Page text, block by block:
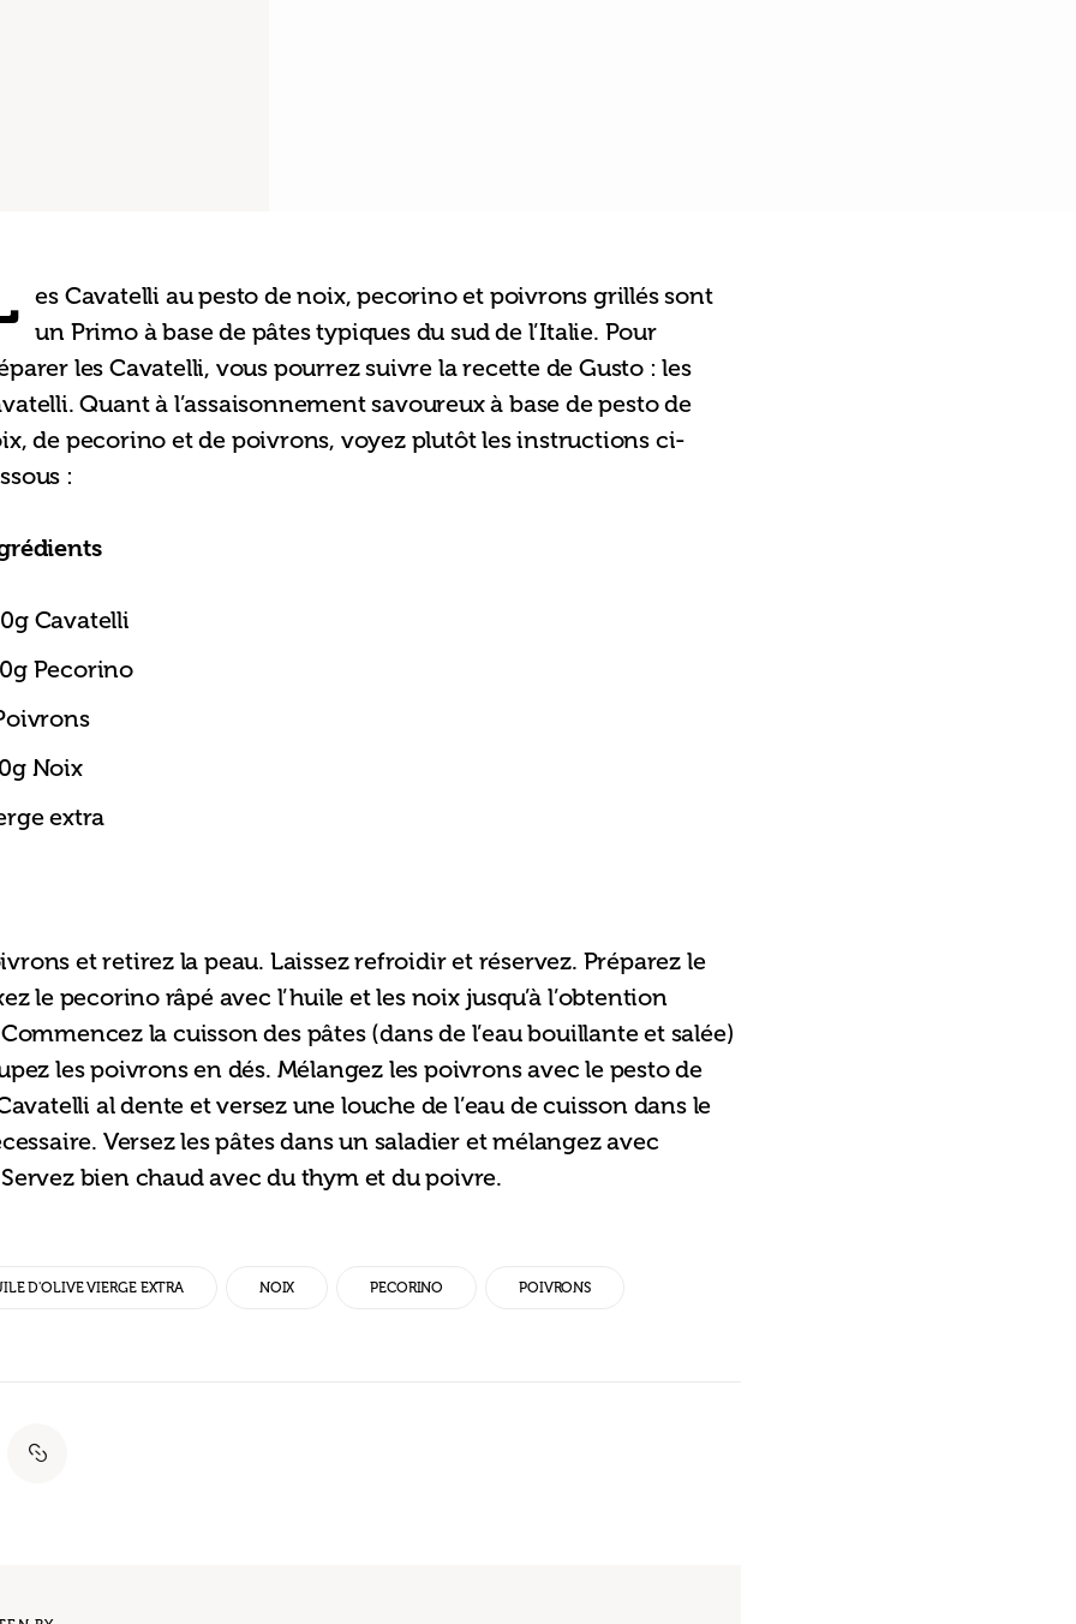
es Cavatelli au pesto de noix, pecorino et poivrons grillés sont
un Primo à base de pâtes typiques du sud de l’Italie. Pour
les Cavatelli, vous pourrez suivre la recette de Gusto : les
Quant à l’assaisonnement savoureux à base de pesto de
de pecorino et de poivrons, voyez plutôt les instructions ci-
:
Cavatelli
Pecorino
Noix
extra
et retirez la peau. Laissez refroidir et réservez. Préparez le
le pecorino râpé avec l’huile et les noix jusqu’à l’obtention
la cuisson des pâtes (dans de l’eau bouillante et salée)
les poivrons en dés. Mélangez les poivrons avec le pesto de
al dente et versez une louche de l’eau de cuisson dans le
Versez les pâtes dans un saladier et mélangez avec
bien chaud avec du thym et du poivre.
D'OLIVE VIERGE EXTRA NOIX PECORINO POIVRONS